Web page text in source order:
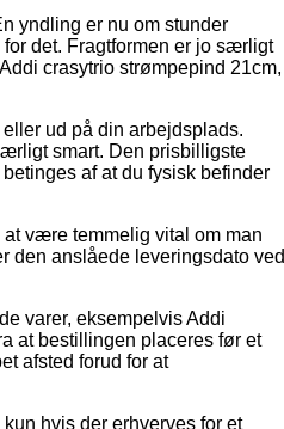
yndling er nu om stunder
det. Fragtformen er jo særligt
crasytrio strømpepind 21cm,
ud på din arbejdsplads.
smart. Den prisbilligste
af at du fysisk befinder
være temmelig vital om man
den anslåede leveringsdato ved
varer, eksempelvis Addi
at bestillingen placeres før et
afsted forud for at
hvis der erhverves for et